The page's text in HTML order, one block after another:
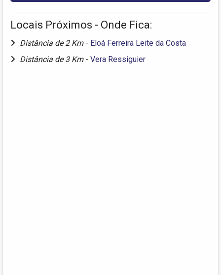
Locais Próximos - Onde Fica:
Distância de 2 Km - Eloá Ferreira Leite da Costa
Distância de 3 Km - Vera Ressiguier